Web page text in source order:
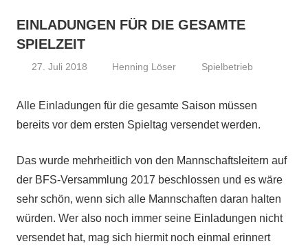
EINLADUNGEN FÜR DIE GESAMTE
SPIELZEIT
27. Juli 2018 Henning Löser Spielbetrieb
Alle Einladungen für die gesamte Saison müssen
bereits vor dem ersten Spieltag versendet werden.
Das wurde mehrheitlich von den Mannschaftsleitern auf
der BFS-Versammlung 2017 beschlossen und es wäre
sehr schön, wenn sich alle Mannschaften daran halten
würden. Wer also noch immer seine Einladungen nicht
versendet hat, mag sich hiermit noch einmal erinnert